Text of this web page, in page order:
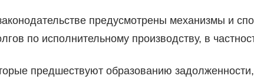
предусмотрены механизмы и
по исполнительному производству, в
предшествуют образованию